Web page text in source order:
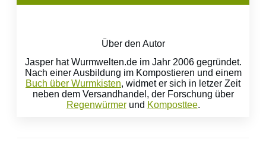
Über den Autor
Jasper hat Wurmwelten.de im Jahr 2006 gegründet.
Nach einer Ausbildung im Kompostieren und einem
Buch über Wurmkisten, widmet er sich in letzer Zeit
neben dem Versandhandel, der Forschung über
Regenwürmerund Komposttee.